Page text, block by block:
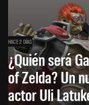
HACE 2 DÍAS
¿Quién será
of Zelda? Un
actor Uli